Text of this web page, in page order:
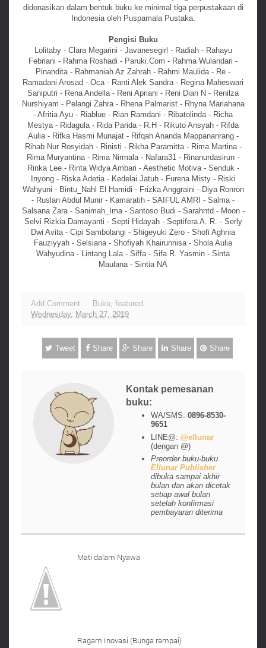
didonasikan dalam bentuk buku ke minimal tiga perpustakaan di
Indonesia oleh Puspamala Pustaka.
Pengisi Buku
Lolitaby - Clara Megarini - Javanesegirl - Radiah - Rahayu
Febriani - Rahma Roshadi - Paruki.Com - Rahma Wulandari -
Pinandita - Rahmaniah Az Zahrah - Rahmi Maulida - Re -
Ramadani Arosad - Oca - Ranti Alek Sandra - Regina Maheswari
Saniputri - Rena Andella - Reni Apriani - Reni Dian N - Renilza
Nurshiyam - Pelangi Zahra - Rhena Palmarist - Rhyna Mariahana
- Afritia Ayu - Riablue - Rian Ramdani - Ribatolinda - Richa
Mestya - Ridagula - Rida Parida - R.H - Rikuto Ansyah - Rifda
Aulia - Rifka Hasmi Munajat - Rifqah Ananda Mappananrang -
Rihab Nur Rosyidah - Rinisti - Rikha Paramitta - Rima Martina -
Rima Muryantina - Rima Nirmala - Nafara31 - Rinanurdasirun -
Rinka Lee - Rinta Widya Ambari - Aesthetic Motiva - Senduk -
Inyong - Riska Adetia - Kedelai Jatuh - Furena Misty - Riski
Wahyuni - Bintu_Nahl El Hamidi - Frizka Anggraini - Diya Ronron
- Ruslan Abdul Munir - Kamaratih - SAIFUL AMRI - Salma -
Salsana Zara - Sanimah_Ima - Santoso Budi - Sarahntd - Moon -
Selvi Rizkia Damayanti - Septi Hidayah - Septifera A. R. - Serly
Dwi Avita - Cipi Sambolangi - Shigeyuki Zero - Shofi Aghnia
Fauziyyah - Selsiana - Shofiyah Khairunnisa - Shola Aulia
Wahyudina - Lintang Lala - Siffa - Sifa R. Yasmin - Sinta
Maulana - Sintia NA
Add Comment Buku featured
Wednesday, March 27, 2019
Tweet Share Share Share Share
Kontak pemesanan
buku:
WA/SMS:0896-8530-
9651
LINE@:@ellunar
(dengan @)
Preorder buku-buku
Ellunar Publisher
dibuka sampai akhir
bulan dan akan dicetak
setiap awal bulan
setelah konfirmasi
pembayaran diterima
Mati dalam Nyawa
Ragam Inovasi (Bunga rampai)